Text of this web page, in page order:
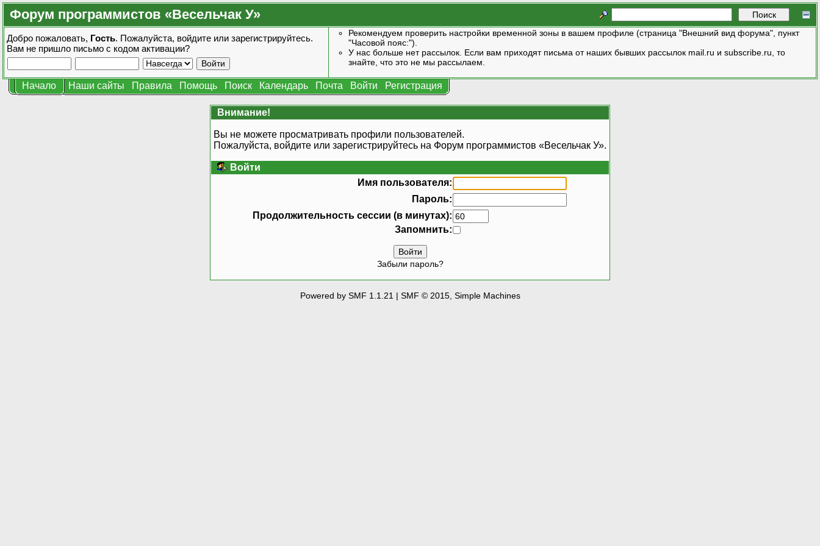
Форум программистов «Весельчак У»
Добро пожаловать, Гость. Пожалуйста, войдите или зарегистрируйтесь.
Вам не пришло письмо с кодом активации?
Рекомендуем проверить настройки временной зоны в вашем профиле (страница "Внешний вид форума", пункт
"Часовой пояс:").
У нас больше нет рассылок. Если вам приходят письма от наших бывших рассылок mail.ru и subscribe.ru, то
знайте, что это не мы рассылаем.
Начало Наши сайты Правила Помощь Поиск Календарь Почта Войти Регистрация
Внимание!
Вы не можете просматривать профили пользователей.
Пожалуйста, войдите или зарегистрируйтесь на Форум программистов «Весельчак У».
Войти
Имя пользователя:
Пароль:
Продолжительность сессии (в минутах):
Запомнить:
Забыли пароль?
Powered by SMF 1.1.21| SMF © 2015, Simple Machines